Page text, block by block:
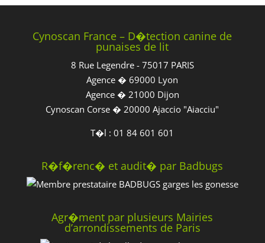
Cynoscan France – D�tection canine de
punaises de lit
8 Rue Legendre - 75017 PARIS
Agence � 69000 Lyon
Agence � 21000 Dijon
Cynoscan Corse � 20000 Ajaccio "Aiacciu"
T�l : 01 84 601 601
R�f�renc� et audit� par Badbugs
Agr�ment par plusieurs Mairies
d’arrondissements de Paris